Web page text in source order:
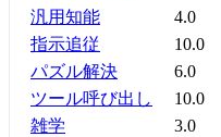
汎用知能 4.0
指示追従 10.0
パズル解決 6.0
ツール呼び出し 10.0
雑学 3.0